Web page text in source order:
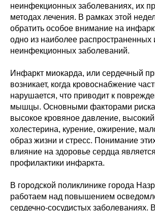
неинфекционных заболеваниях, их
методах лечения. В рамках этой
обратить особое внимание на
одно из наиболее распространенных
неинфекционных заболеваний.
Инфаркт миокарда, или сердечный
возникает, когда кровоснабжение
нарушается, что приводит к
мышцы. Основными факторами
высокое кровяное давление,
холестерина, курение, ожирение,
образ жизни и стресс. Понимание
влияние на здоровье сердца
профилактики инфаркта.
В городской поликлинике города
работаем над повышением
сердечно-сосудистых заболеваниях.